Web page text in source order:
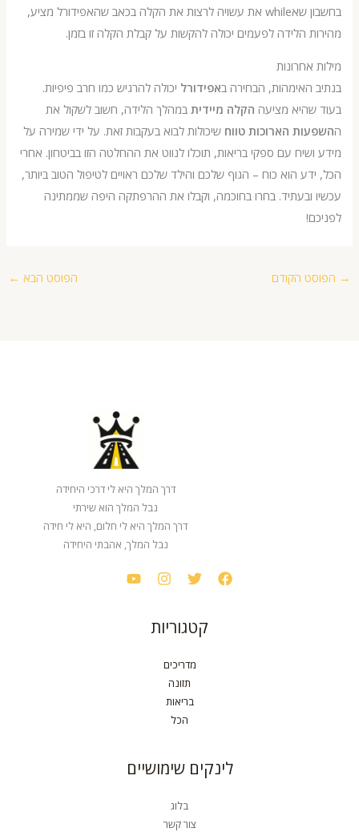
בחשבון שאwhile את עשויה לרצות את הקלה בכאב שהאפידורל מציע,
הלידה לפעמים יכולה להקשות על קבלת הקלה זו בזמן.
האימהות, הבחירה ב אפידורליכולה להרגיש כמו חרב פיפיות.
מציעההקלה מיידיתבמהלך הלידה, חשוב לשקול את
הארוכות טווחשיכולות לבוא בעקבות זאת. על ידי שמירה על
עם ספקי בריאות, תוכלו לנווט את ההחלטה הזו בביטחון. אחרי
הוא כוח – הגוף שלכם והילד שלכם ראויים לטיפול הטוב ביותר,
ובעתיד. בחרו בחוכמה, וקבלו את ההרפתקה היפה שממתינה
הקודם הפוסט הבא←
דרך המלך היא לי דרכי היחידה
נבל המלך הוא שירתי
דרך המלך היא לי חלום, היא לי חידה
נבל המלך, אהבתי היחידה
קטגוריות
לינקים שימושיים